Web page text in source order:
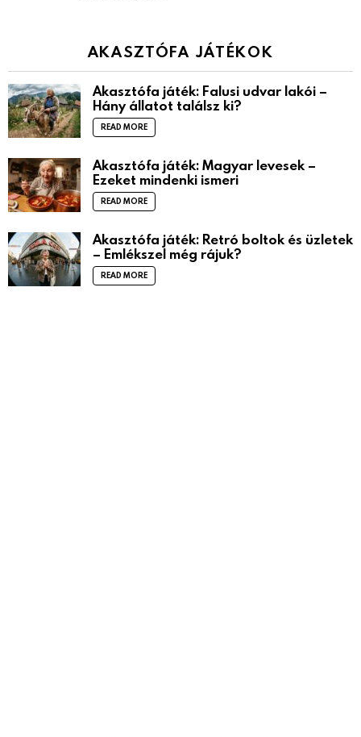
AKASZTÓFA JÁTÉKOK
Akasztófa játék: Falusi udvar lakói –
Hány állatot találsz ki?
READ MORE
Akasztófa játék: Magyar levesek –
Ezeket mindenki ismeri
READ MORE
Akasztófa játék: Retró boltok és üzletek
– Emlékszel még rájuk?
READ MORE